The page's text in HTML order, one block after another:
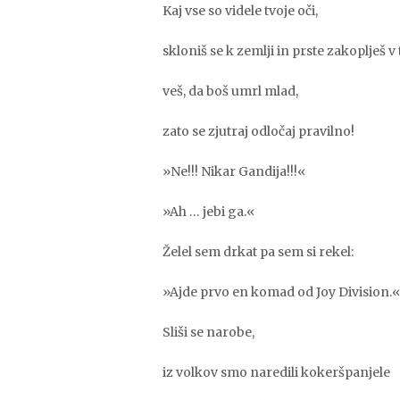
Kaj vse so videle tvoje oči,
skloniš se k zemlji in prste zakoplješ v
veš, da boš umrl mlad,
zato se zjutraj odločaj pravilno!
»Ne!!! Nikar Gandija!!!«
»Ah … jebi ga.«
Želel sem drkat pa sem si rekel:
»Ajde prvo en komad od Joy Division.«
Sliši se narobe,
iz volkov smo naredili kokeršpanjele